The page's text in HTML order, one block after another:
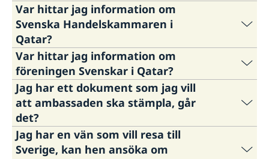
Du kan förtidsrösta i svenska riksdagsvalet på
ambassaden i Doha. Brevröstningsmaterial
kommer även att finnas tillgängligt på
ambassaden i Doha.
Du hittar mer information om att rösta från
Qatar och öppettider för röstmottagningen här:
Rösta i Qatar - Sweden Abroad
Var hittar jag information om
Svenska Handelskammaren i
Qatar?
För kontakt med Svenska Handelskammaren i
Qatar kontakta styrelseordförande Mattias
Nordfeldt:
mattias.nordfeldt@swedishchamber.qa
Var hittar jag information om
föreningen Svenskar i Qatar?
Föreningen Swedish Association of Qatar (SAQ)
har ett Instagramkonto "Svenskar i Qatar". De
kan även kontaktas på e-postadressen
svenskariqatar@gmail.com.
Jag har ett dokument som jag vill
att ambassaden ska stämpla, går
det?
Ja, ambassaden kan legalisera vissa dokument.
Jag har en vän som vill resa till
Sverige, kan hen ansöka om